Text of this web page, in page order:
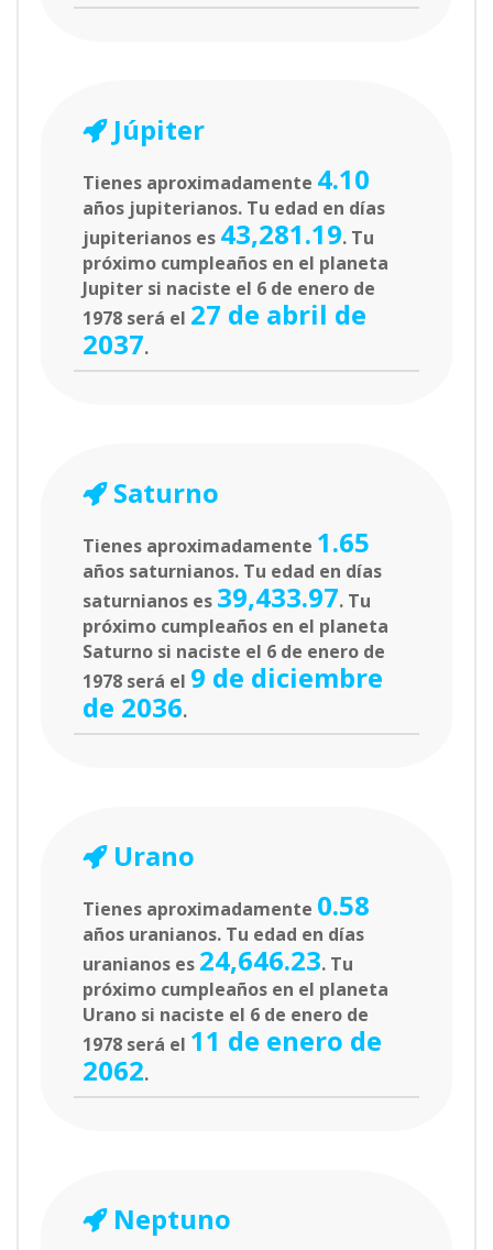
Júpiter
Tienes aproximadamente 4.10
años jupiterianos. Tu edad en días
jupiterianos es 43,281.19. Tu
próximo cumpleaños en el planeta
Jupiter si naciste el 6 de enero de
1978 será el 27 de abril de
2037.
Saturno
Tienes aproximadamente 1.65
años saturnianos. Tu edad en días
saturnianos es 39,433.97. Tu
próximo cumpleaños en el planeta
Saturno si naciste el 6 de enero de
1978 será el 9 de diciembre
de 2036.
Urano
Tienes aproximadamente 0.58
años uranianos. Tu edad en días
uranianos es 24,646.23. Tu
próximo cumpleaños en el planeta
Urano si naciste el 6 de enero de
1978 será el 11 de enero de
2062.
Neptuno